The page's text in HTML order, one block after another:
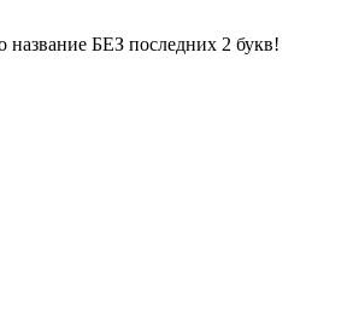
название БЕЗ последних 2 букв!